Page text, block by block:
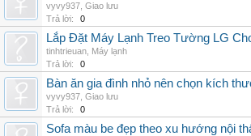
vyvy937 Giao lưu
Trả lời:
0
Lắp Đặt Máy Lạnh Treo Tường LG
tinhtrieuan Máy lạnh
Trả lời:
0
Bàn ăn gia đình nhỏ nên chọn kích
vyvy937 Giao lưu
Trả lời:
0
Sofa màu be đẹp theo xu hướng nội